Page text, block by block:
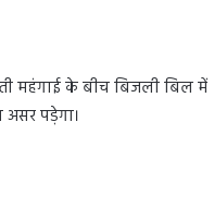
महंगाई के बीच बिजली बिल में
पड़ेगा।